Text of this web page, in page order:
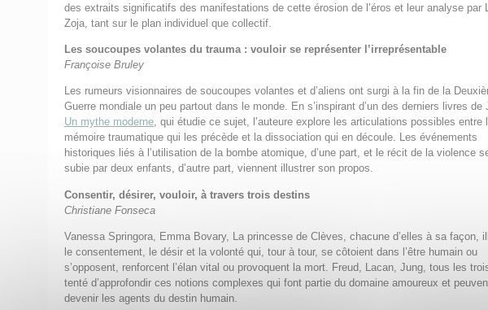
des extraits significatifs des manifestations de cette érosion de l’éros et leur analyse par
Zoja, tant sur le plan individuel que collectif.
Les soucoupes volantes du trauma : vouloir se représenter l’irreprésentable
Françoise Bruley
Les rumeurs visionnaires de soucoupes volantes et d’aliens ont surgi à la fin de la
Guerre mondiale un peu partout dans le monde. En s’inspirant d’un des derniers livres de
Un mythe moderne, qui étudie ce sujet, l’auteure explore les articulations possibles entre
mémoire traumatique qui les précède et la dissociation qui en découle. Les événements
historiques liés à l’utilisation de la bombe atomique, d’une part, et le récit de la violence
subie par deux enfants, d’autre part, viennent illustrer son propos.
Consentir, désirer, vouloir, à travers trois destins
Christiane Fonseca
Vanessa Springora, Emma Bovary, La princesse de Clèves, chacune d’elles à sa façon,
le consentement, le désir et la volonté qui, tour à tour, se côtoient dans l’être humain ou
s’opposent, renforcent l’élan vital ou provoquent la mort. Freud, Lacan, Jung, tous les
tenté d’approfondir ces notions complexes qui font partie du domaine amoureux et
devenir les agents du destin humain.